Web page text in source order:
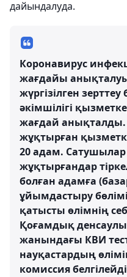
дайындалуда.
Коронавирус
жағдайы
жүргізілген
әкімшілігі
жағдай анықталды.
жұқтырған
20 адам.
жұқтырғандар
болған адамға
ұйымдастыру
қатысты өлімнің
Қоғамдық
жанындағы КВИ
науқастардың
комиссия